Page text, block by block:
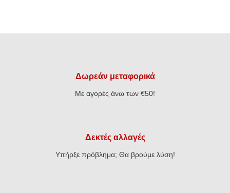
Δωρεάν μεταφορικά
Με αγορές άνω των €50!
Δεκτές αλλαγές
Υπήρξε πρόβλημα; Θα βρούμε λύση!